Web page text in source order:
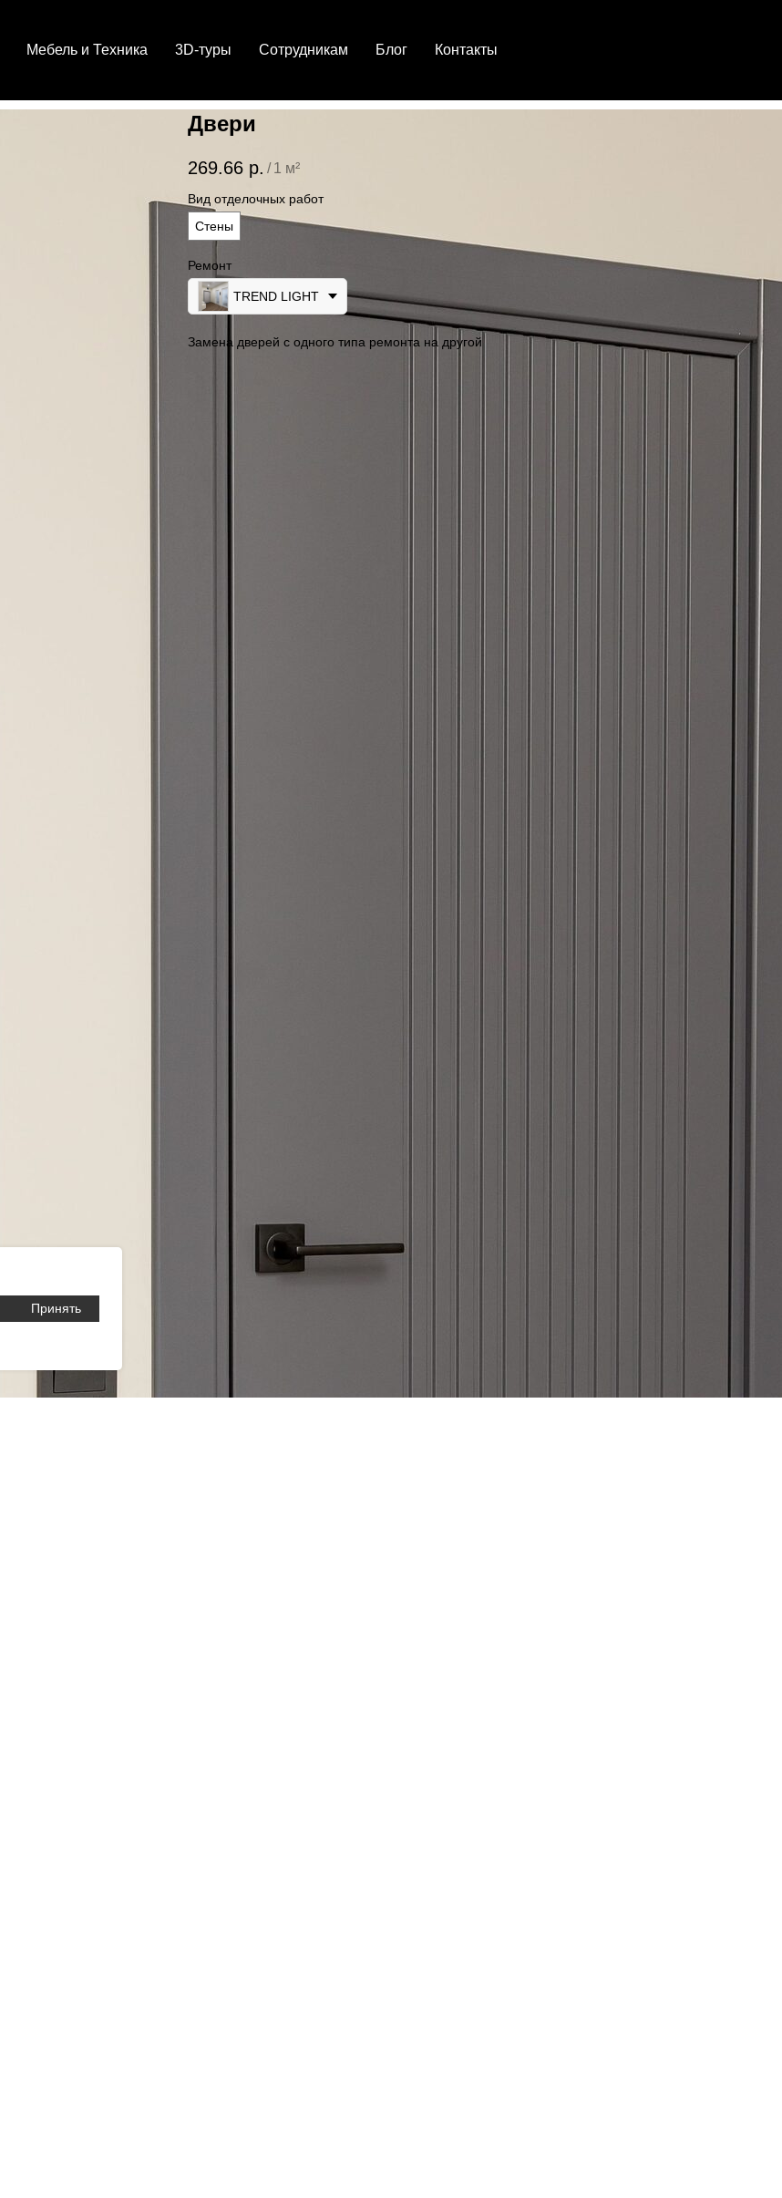
Мебель и Техника 3D-туры Сотрудникам Блог Контакты
Двери
269.66 р. / 1 м²
Вид отделочных работ
Стены
Ремонт
TREND LIGHT
Замена дверей с одного типа ремонта на другой
Принять